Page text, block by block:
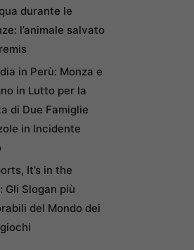
durante le
l’animale salvato
in Perù: Monza e
in Lutto per la
di Due Famiglie
in Incidente
It’s in the
Gli Slogan più
del Mondo dei